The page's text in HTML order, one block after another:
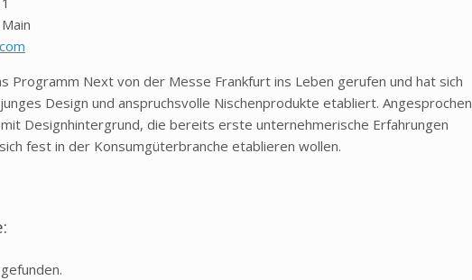
Programm Next von der Messe Frankfurt ins Leben gerufen und hat sich
Design und anspruchsvolle Nischenprodukte etabliert. Angesprochen
Designhintergrund, die bereits erste unternehmerische Erfahrungen
fest in der Konsumgüterbranche etablieren wollen.